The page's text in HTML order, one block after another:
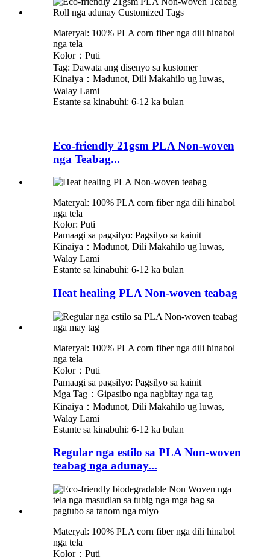
Materyal: 100% PLA corn fiber nga dili hinabol
nga tela
Kolor：Puti
Tag: Dawata ang disenyo sa kustomer
Kinaiya：Madunot, Dili Makahilo ug luwas,
Walay Lami
Estante sa kinabuhi: 6-12 ka bulan
Eco-friendly 21gsm PLA Non-woven
nga Teabag...
Materyal: 100% PLA corn fiber nga dili hinabol
nga tela
Kolor: Puti
Pamaagi sa pagsilyo: Pagsilyo sa kainit
Kinaiya：Madunot, Dili Makahilo ug luwas,
Walay Lami
Estante sa kinabuhi: 6-12 ka bulan
Heat healing PLA Non-woven teabag
Materyal: 100% PLA corn fiber nga dili hinabol
nga tela
Kolor：Puti
Pamaagi sa pagsilyo: Pagsilyo sa kainit
Mga Tag：Gipasibo nga nagbitay nga tag
Kinaiya：Madunot, Dili Makahilo ug luwas,
Walay Lami
Estante sa kinabuhi: 6-12 ka bulan
Regular nga estilo sa PLA Non-woven
teabag nga adunay...
Materyal: 100% PLA corn fiber nga dili hinabol
nga tela
Kolor：Puti